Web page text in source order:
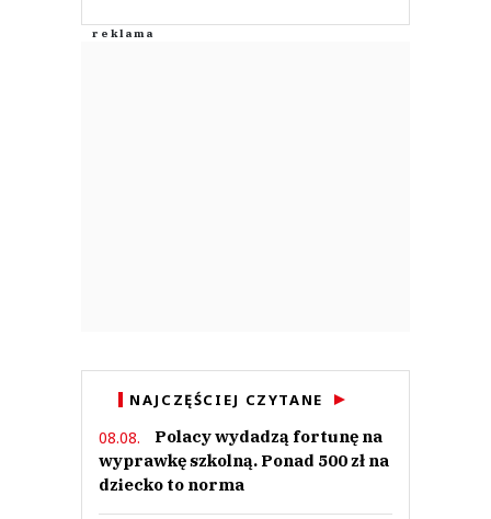
NAJCZĘŚCIEJ CZYTANE
08.08.
Polacy wydadzą fortunę na
wyprawkę szkolną. Ponad 500 zł na
dziecko to norma